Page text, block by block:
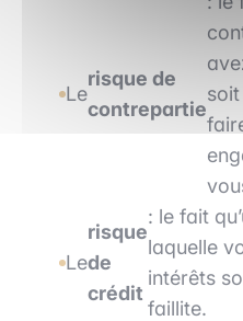
Le
risque de
contrepartie
Le
risque
de
crédit
: le fait
laquelle
intérêts
faillite.